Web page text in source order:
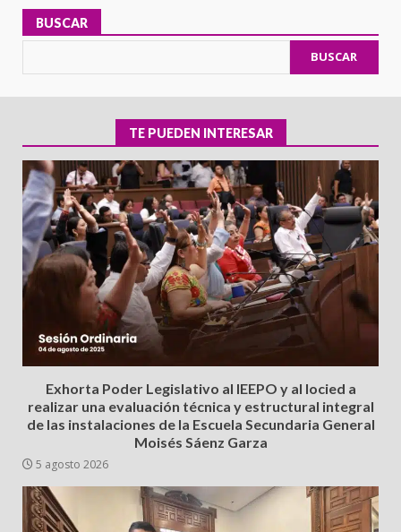
BUSCAR
BUSCAR
TE PUEDEN INTERESAR
Exhorta Poder Legislativo al IEEPO y al Iocied a
realizar una evaluación técnica y estructural integral
de las instalaciones de la Escuela Secundaria General
Moisés Sáenz Garza
5 agosto 2026